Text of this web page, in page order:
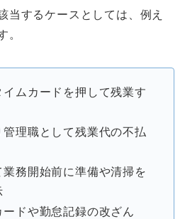
当するケースとしては、例え
。
ムカードを押して残業す
理職として残業代の不払
務開始前に準備や清掃を
ドや勤怠記録の改ざん